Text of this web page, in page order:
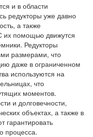
и в области
редукторы уже давно
а также
их помощью движутся
Редукторы
размерами, что
даже в ограниченном
используются на
что
моментов.
и долговечности,
объектах, а также в
гарантировать
процесса.